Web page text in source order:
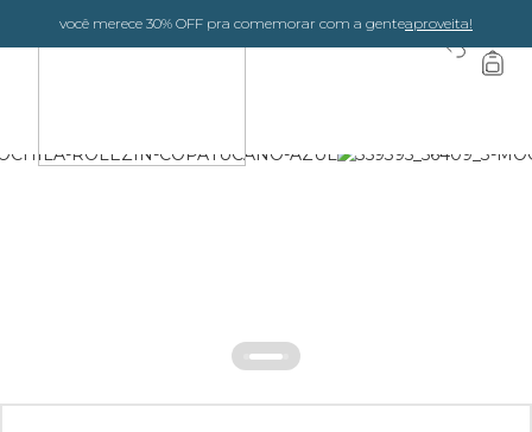
você merece 30% OFF pra comemorar com a genteaproveita!